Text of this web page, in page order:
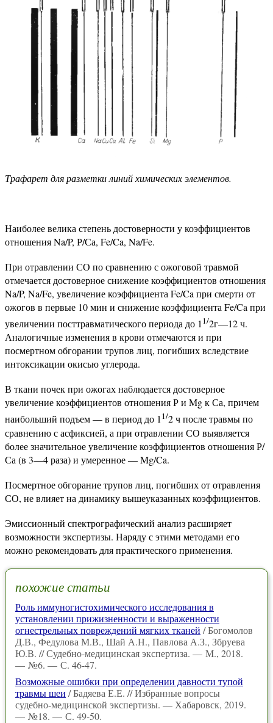
Трафарет для разметки линий химических элементов.
Наиболее велика степень достоверности у коэффициентов
отношения Na/P, Р/Са, Fe/Ca, Na/Fe.
При отравлении СО по сравнению с ожоговой травмой
отмечается достоверное снижение коэффициентов отношения
Na/P, Na/Fe, увеличение коэффициента Fe/Ca при смерти от
ожогов в первые 10 мин и снижение коэффициента Fe/Ca при
увеличении посттравматического периода до 11/2г—12 ч.
Аналогичные изменения в крови отмечаются и при
посмертном обгорании трупов лиц, погибших вследствие
интоксикации окисью углерода.
В ткани почек при ожогах наблюдается достоверное
увеличение коэффициентов отношения Р и Mg к Са, причем
наибольший подъем — в период до 11/2 ч после травмы по
сравнению с асфиксией, а при отравлении СО выявляется
более значительное увеличение коэффициентов отношения Р/
Са (в 3—4 раза) и умеренное — Mg/Ca.
Посмертное обгорание трупов лиц, погибших от отравления
СО, не влияет на динамику вышеуказанных коэффициентов.
Эмиссионный спектрографический анализ расширяет
возможности экспертизы. Наряду с этими методами его
можно рекомендовать для практического применения.
похожие статьи
Роль иммуногистохимического исследования в
установлении прижизненности и выраженности
огнестрельных повреждений мягких тканей / Богомолов
Д.В., Федулова М.В., Шай А.Н., Павлова А.З., Збруева
Ю.В. // Судебно-медицинская экспертиза. — М., 2018.
— №6. — С. 46-47.
Возможные ошибки при определении давности тупой
травмы шеи / Бадяева Е.Е. // Избранные вопросы
судебно-медицинской экспертизы. — Хабаровск, 2019.
— №18. — С. 49-50.